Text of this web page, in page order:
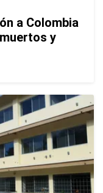
a Colombia
y